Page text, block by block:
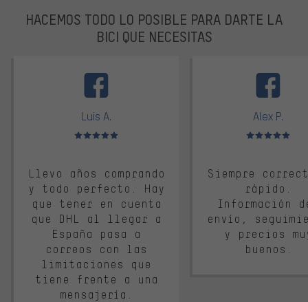
HACEMOS TODO LO POSIBLE PARA DARTE LA
BICI QUE NECESITAS
Luis A.
Valoración media: 5 de 5
Llevo años comprando
y todo perfecto. Hay
que tener en cuenta
que DHL al llegar a
España pasa a
correos con las
limitaciones que
tiene frente a una
mensajería.
Alex P.
Valoración
Siempre
rápido.
Información
envío,
y precios
buenos.